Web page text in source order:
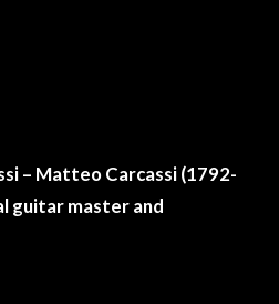
– Matteo Carcassi (1792-
guitar master and